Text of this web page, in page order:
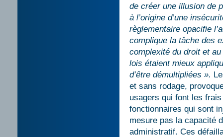
de créer une illusion de
à l’origine d’une
règlementaire opacifie
complique la tâche des
complexité du droit et
lois étaient mieux
d’être démultipliées ».
et sans rodage,
usagers qui font les
fonctionnaires qui sont
mesure pas la capacité
administratif. Ces